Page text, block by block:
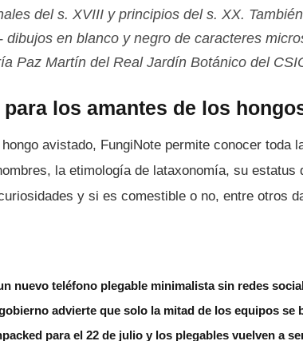
del s. XVIII y principios del s. XX.
dibujos en blanco y negro de caracteres
Paz Martí­n del Real Jardí­n Botánico del
los amantes de los
avistado, FungiNote permite conocer toda
la etimologí­a de lataxonomí­a, su estatus
y si es comestible o no, entre otros
nuevo teléfono plegable minimalista sin redes
advierte que solo la mitad de los equipos se
para el 22 de julio y los plegables vuelven a